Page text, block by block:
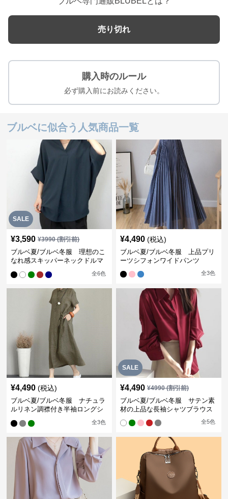
売り切れ
購入時のルール
必ず購入前にお読みください。
ブルベに似合う人気商品一覧
SALE
¥3,590 ¥3990(割引前)
ブルベ夏/ブルベ冬服 理想のこ
なれ感スキッパーネックドルマ
全6色
¥4,490 (税込)
ブルベ夏/ブルベ冬服 上品プリ
ーツシフォンワイドパンツ
全3色
¥4,490 (税込)
ブルベ夏/ブルベ冬服 ナチュラ
ルリネン調襟付き半袖ロングシ
全3色
SALE
¥4,490 ¥4990(割引前)
ブルベ夏/ブルベ冬服 サテン素
材の上品な長袖シャツブラウス
全5色